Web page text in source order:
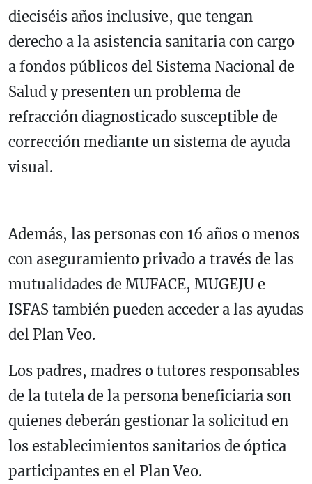
dieciséis años inclusive, que tengan
derecho a la asistencia sanitaria con cargo
a fondos públicos del Sistema Nacional de
Salud y presenten un problema de
refracción diagnosticado susceptible de
corrección mediante un sistema de ayuda
visual.
Además, las personas con 16 años o menos
con aseguramiento privado a través de las
mutualidades de MUFACE, MUGEJU e
ISFAS también pueden acceder a las ayudas
del Plan Veo.
Los padres, madres o tutores responsables
de la tutela de la persona beneficiaria son
quienes deberán gestionar la solicitud en
los establecimientos sanitarios de óptica
participantes en el Plan Veo.